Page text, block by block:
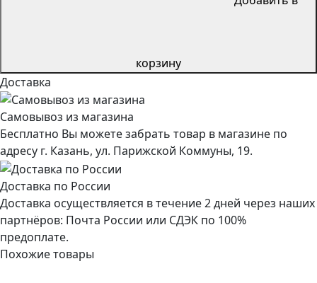
корзину
Доставка
Самовывоз из магазина
Бесплатно Вы можете забрать товар в магазине по
адресу г. Казань, ул. Парижской Коммуны, 19.
Доставка по России
Доставка осуществляется в течение 2 дней через наших
партнёров: Почта России или СДЭК по 100%
предоплате.
Похожие товары